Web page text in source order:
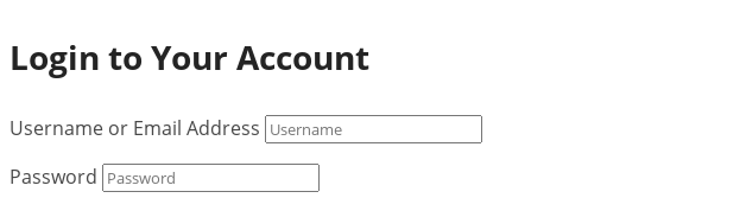
Login to Your Account
Username or Email Address
Password